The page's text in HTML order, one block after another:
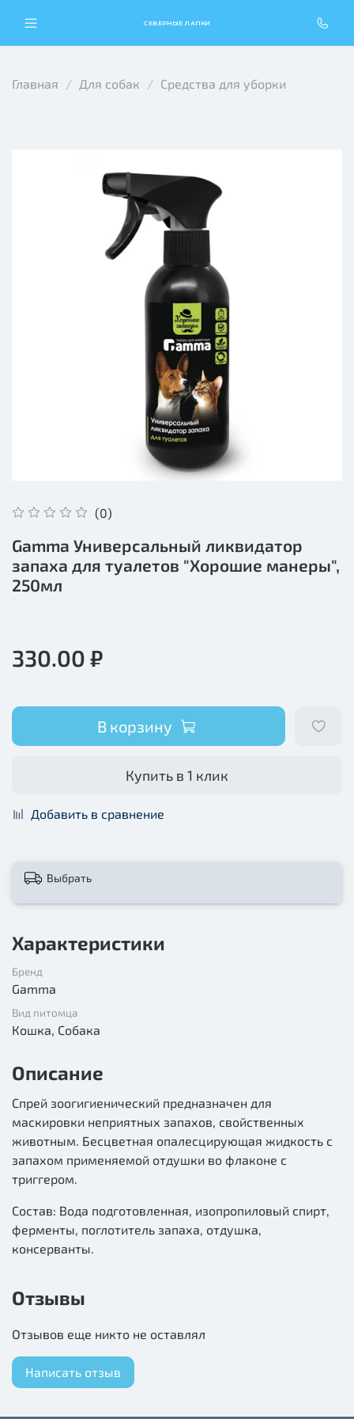
СЕВЕРНЫЕ ЛАПКИ
Главная Для собак Средства для уборки
(0)
Gamma Универсальный ликвидатор
запаха для туалетов "Хорошие манеры",
250мл
330.00 ₽
В корзину
Купить в 1 клик
Добавить в сравнение
Выбрать
Характеристики
Бренд
Gamma
Вид питомца
Кошка, Собака
Описание
Спрей зоогигиенический предназначен для
маскировки неприятных запахов, свойственных
животным. Бесцветная опалесцирующая жидкость с
запахом применяемой отдушки во флаконе с
триггером.
Состав: Вода подготовленная, изопропиловый спирт,
ферменты, поглотитель запаха, отдушка,
консерванты.
Отзывы
Отзывов еще никто не оставлял
Написать отзыв